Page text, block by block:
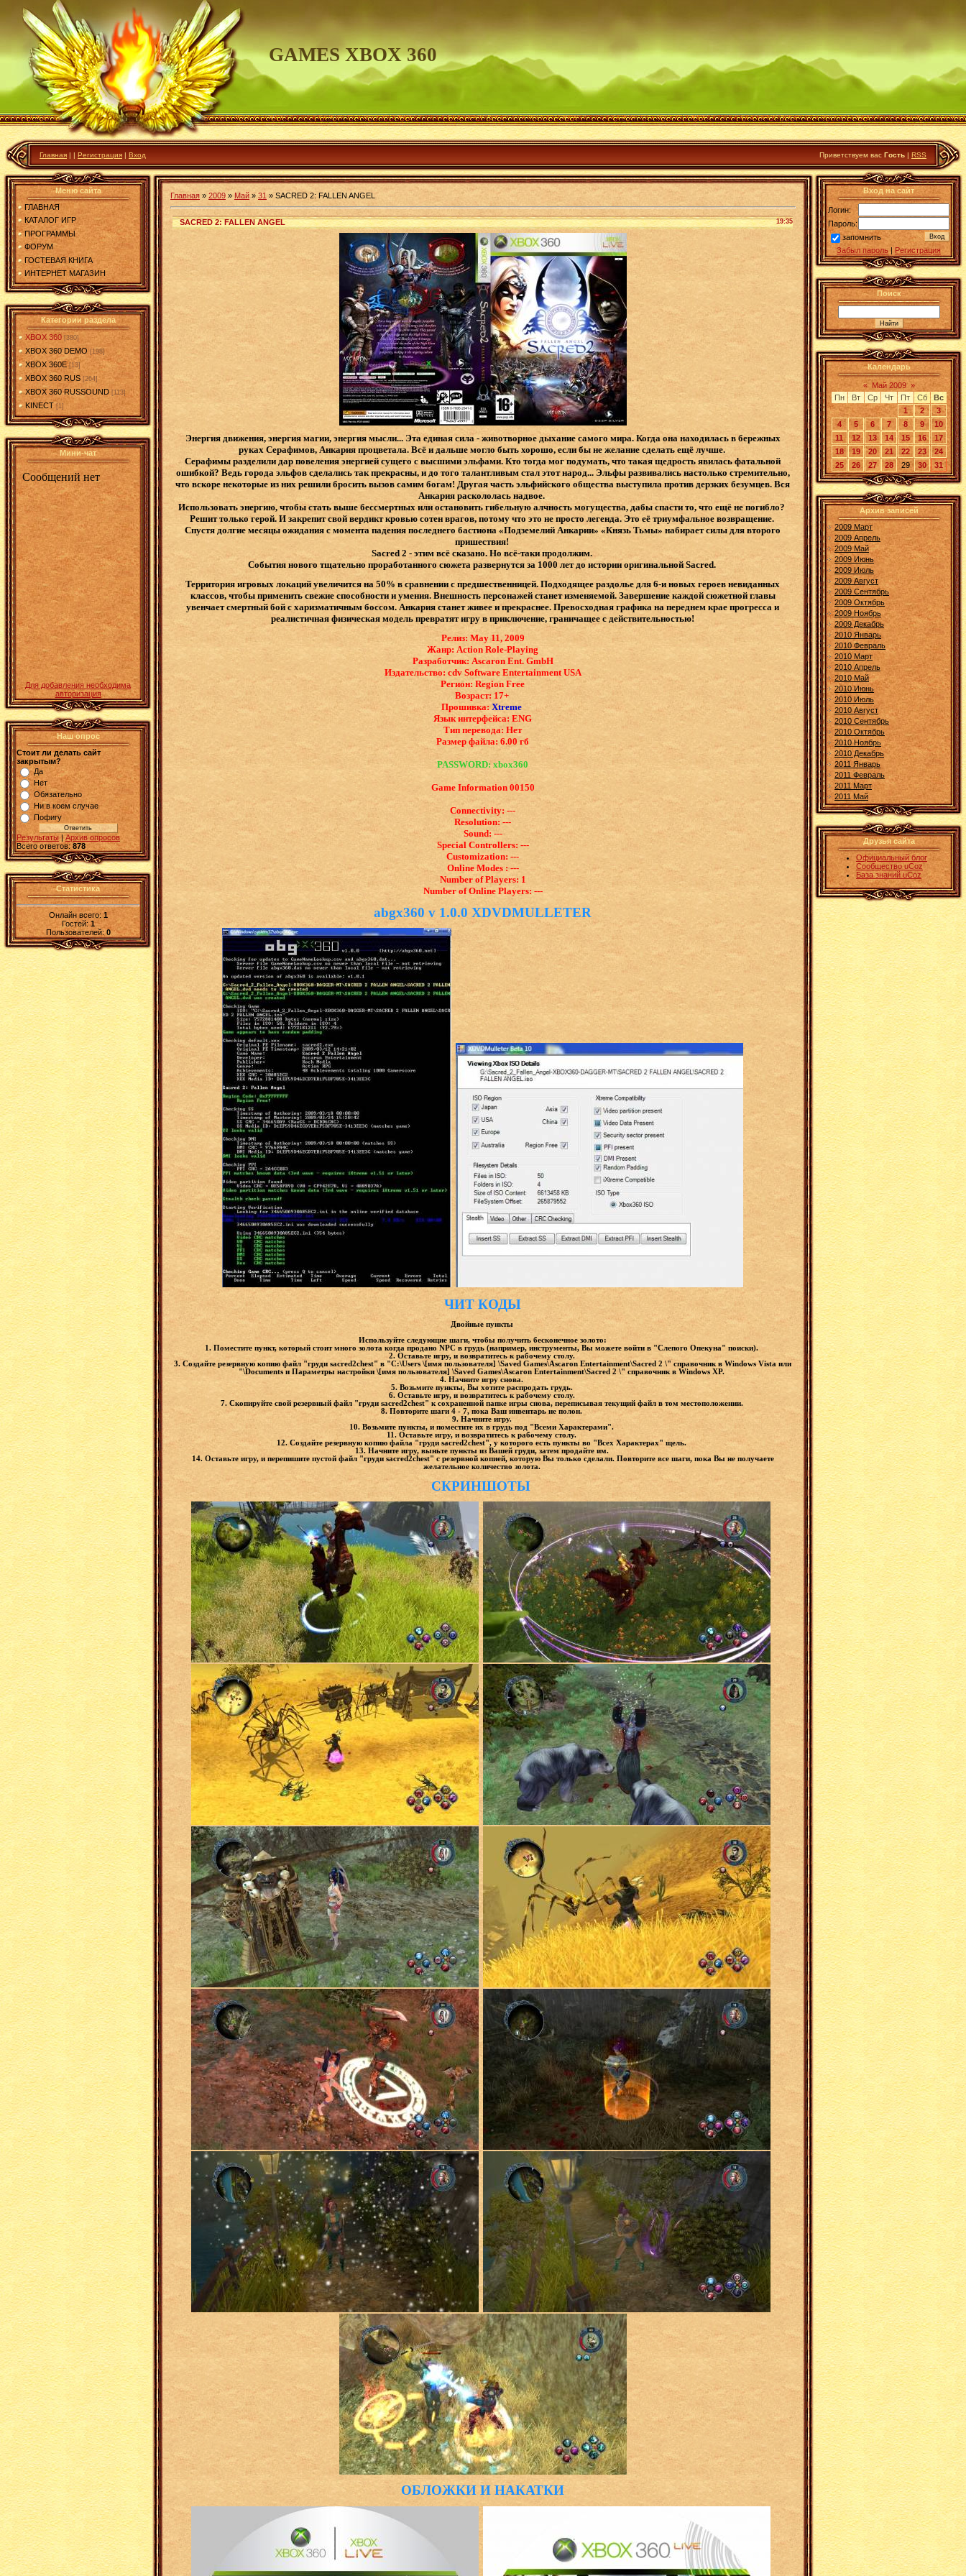
GAMES XBOX 360
Главная | | Регистрация | Вход Приветствуем вас Гость | RSS
Меню сайта
ГЛАВНАЯ
КАТАЛОГ ИГР
ПРОГРАММЫ
ФОРУМ
ГОСТЕВАЯ КНИГА
ИНТЕРНЕТ МАГАЗИН
Категории раздела
XBOX 360 [380]
XBOX 360 DEMO [198]
XBOX 360E [13]
XBOX 360 RUS [264]
XBOX 360 RUSSOUND [113]
KINECT [1]
Мини-чат
Для добавления необходима
авторизация
Наш опрос
Стоит ли делать сайт
закрытым?
Да
Нет
Обязательно
Ни в коем случае
Пофигу
Результаты|Архив опросов
Всего ответов:878
Статистика
Онлайн всего:1
Гостей:1
Пользователей: 0
Главная » 2009 » Май » 31 » SACRED 2: FALLEN ANGEL
19:35
SACRED 2: FALLEN ANGEL
Энергия движения, энергия магии, энергия мысли... Эта единая сила - животворное дыхание самого мира. Когда она находилась в бережных
руках Серафимов, Анкария процветала. Всё и дальше могло быть хорошо, если бы не желание сделать ещё лучше.
Серафимы разделили дар повеления энергией сущего с высшими эльфами. Кто тогда мог подумать, что такая щедрость явилась фатальной
ошибкой? Ведь города эльфов сделались так прекрасны, и до того талантливым стал этот народ... Эльфы развивались настолько стремительно,
что вскоре некоторые из них решили бросить вызов самим богам! Другая часть эльфийского общества выступила против дерзких безумцев. Вся
Анкария раскололась надвое.
Использовать энергию, чтобы стать выше бессмертных или остановить гибельную алчность могущества, дабы спасти то, что ещё не погибло?
Решит только герой. И закрепит свой вердикт кровью сотен врагов, потому что это не просто легенда. Это её триумфальное возвращение.
Спустя долгие месяцы ожидания с момента падения последнего бастиона «Подземелий Анкарии» «Князь Тьмы» набирает силы для второго
пришествия!
Sacred 2 - этим всё сказано. Но всё-таки продолжим.
События нового тщательно проработанного сюжета развернутся за 1000 лет до истории оригинальной Sacred.
Территория игровых локаций увеличится на 50% в сравнении с предшественницей. Подходящее раздолье для 6-и новых героев невиданных
классов, чтобы применить свежие способности и умения. Внешность персонажей станет изменяемой. Завершение каждой сюжетной главы
увенчает смертный бой с харизматичным боссом. Анкария станет живее и прекраснее. Превосходная графика на переднем крае прогресса и
реалистичная физическая модель превратят игру в приключение, граничащее с действительностью!
Релиз: May 11, 2009
Жанр: Action Role-Playing
Разработчик: Ascaron Ent. GmbH
Издательство: cdv Software Entertainment USA
Регион: Region Free
Возраст: 17+
Прошивка:Xtreme
Язык интерфейса: ​ENG
Тип перевода: Нет
Размер файла: 6.00 гб
PASSWORD: xbox360
Game Information 00150
Connectivity: ---
Resolution: ---
Sound: ---
Special Controllers: ---
Customization: ---
Online Modes : ---
Number of Players: 1
Number of Online Players: ---
abgx360 v 1.0.0 XDVDMULLETER
ЧИТ КОДЫ
Двойные пункты
Используйте следующие шаги, чтобы получить бесконечное золото:
1. Поместите пункт, который стоит много золота когда продано NPC в грудь (например, инструменты, Вы можете войти в "Слепого Опекуна" поиски).
2. Оставьте игру, и возвратитесь к рабочему столу.
3. Создайте резервную копию файл "груди sacred2chest" в "C:\Users \[имя пользователя] \Saved Games\Ascaron Entertainment\Sacred 2 \" справочник в Windows Vista или
"\Documents и Параметры настройки \[имя пользователя] \Saved Games\Ascaron Entertainment\Sacred 2 \" справочник в Windows XP.
4. Начните игру снова.
5. Возьмите пункты, Вы хотите распродать грудь.
6. Оставьте игру, и возвратитесь к рабочему столу.
7. Скопируйте свой резервный файл "груди sacred2chest" к сохраненной папке игры снова, переписывая текущий файл в том местоположении.
8. Повторите шаги 4 - 7, пока Ваш инвентарь не полон.
9. Начните игру.
10. Возьмите пункты, и поместите их в грудь под "Всеми Характерами".
11. Оставьте игру, и возвратитесь к рабочему столу.
12. Создайте резервную копию файла "груди sacred2chest", у которого есть пункты во "Всех Характерах" щель.
13. Начните игру, выньте пункты из Вашей груди, затем продайте им.
14. Оставьте игру, и перепишите пустой файл "груди sacred2chest" с резервной копией, которую Вы только сделали. Повторите все шаги, пока Вы не получаете
желательное количество золота.
СКРИНШОТЫ
ОБЛОЖКИ И НАКАТКИ
Вход на сайт
Логин:
Пароль:
запомнить
Забыл пароль | Регистрация
Поиск
Календарь
« Май 2009 »
Пн
Вт Ср Чт Пт Сб
Вс
1
2
3
4
5 6 7 8 9
10
11
12 13 14 15 16
17
18
19 20 21 22 23
24
25
26 27 28 29 30 31
Архив записей
2009 Март
2009 Апрель
2009 Май
2009 Июнь
2009 Июль
2009 Август
2009 Сентябрь
2009 Октябрь
2009 Ноябрь
2009 Декабрь
2010 Январь
2010 Февраль
2010 Март
2010 Апрель
2010 Май
2010 Июнь
2010 Июль
2010 Август
2010 Сентябрь
2010 Октябрь
2010 Ноябрь
2010 Декабрь
2011 Январь
2011 Февраль
2011 Март
2011 Май
Друзья сайта
Официальный блог
Сообщество uCoz
База знаний uCoz